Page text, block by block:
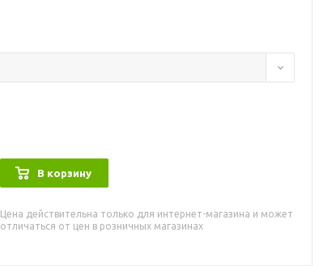
В корзину
Цена действительна только для интернет-магазина и может
отличаться от цен в розничных магазинах